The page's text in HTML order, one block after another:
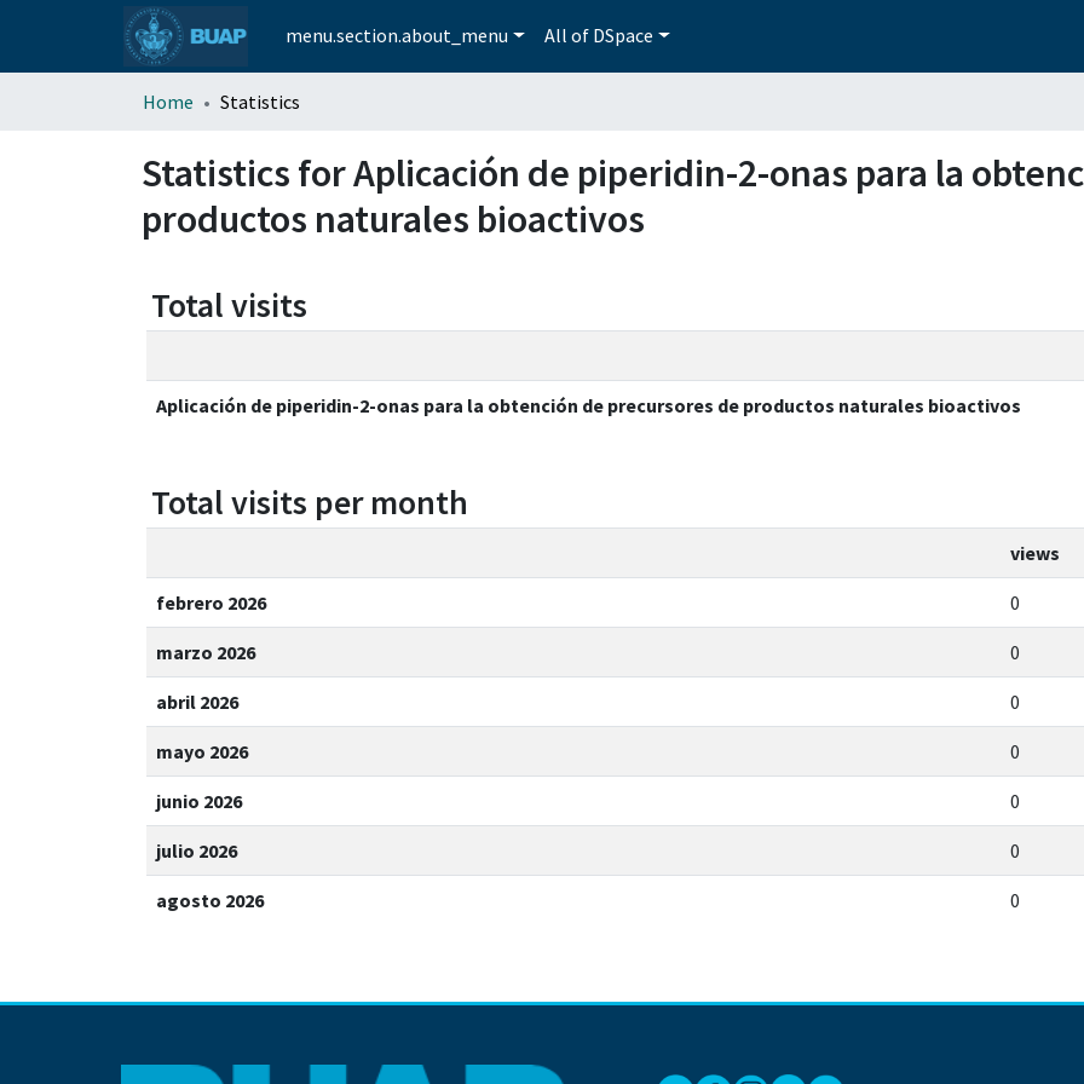
menu.section.about_menu All of DSpace
Home Statistics
Statistics for Aplicación de piperidin-2-onas para la
productos naturales bioactivos
Total visits
Aplicación de piperidin-2-onas para la obtención de precursores de productos naturales bioactivos
Total visits per month
views
febrero 2026 0
marzo 2026 0
abril 2026 0
mayo 2026 0
junio 2026 0
julio 2026 0
agosto 2026 0